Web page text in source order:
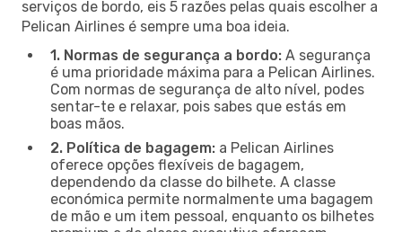
serviços de bordo, eis 5 razões pelas quais escolher a
Pelican Airlines é sempre uma boa ideia.
1. Normas de segurança a bordo: A segurança
é uma prioridade máxima para a Pelican Airlines.
Com normas de segurança de alto nível, podes
sentar-te e relaxar, pois sabes que estás em
boas mãos.
2. Política de bagagem: a Pelican Airlines
oferece opções flexíveis de bagagem,
dependendo da classe do bilhete. A classe
económica permite normalmente uma bagagem
de mão e um item pessoal, enquanto os bilhetes